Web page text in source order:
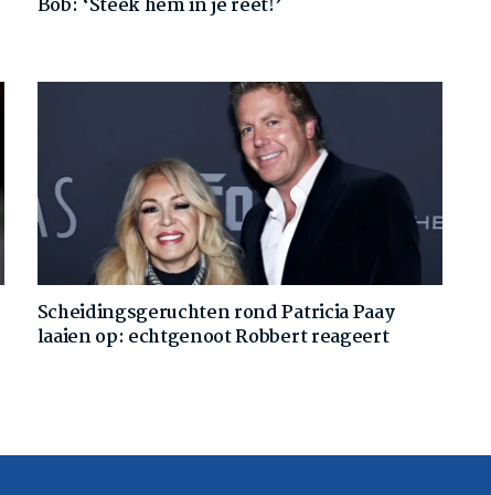
Bob: ‘Steek hem in je reet!’
Scheidingsgeruchten rond Patricia Paay
laaien op: echtgenoot Robbert reageert